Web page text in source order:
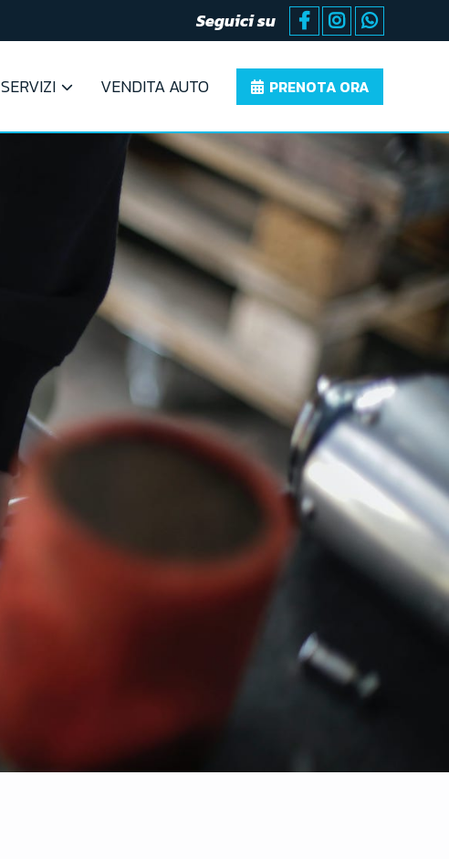
Seguici su
SERVIZI VENDITA AUTO PRENOTA ORA